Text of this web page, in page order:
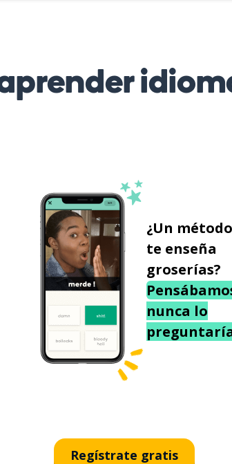
¿Un
te enseña
groserías?
nunca lo
Regístrate gratis